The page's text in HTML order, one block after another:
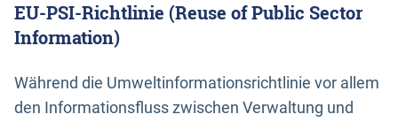
EU-PSI-Richtlinie (Reuse of Public Sector
Information)
Während die Umweltinformationsrichtlinie vor allem
den Informationsfluss zwischen Verwaltung und